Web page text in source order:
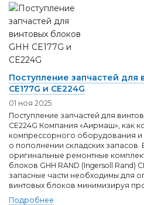
Поступление запчастей для
CE177G и СE224G
01 ноя 2025
Поступление запчастей для
СE224G Компания «Аирмаш», как
компрессорного оборудования и
о пополнении складских запасов.
оригинальные ремонтные
блоков GHH RAND (Ingersoll Rand)
запасные части необходимы для
винтовых блоков минимизируя
Подробнее